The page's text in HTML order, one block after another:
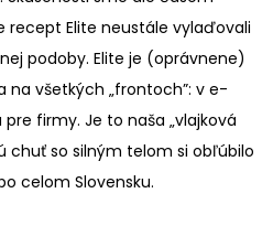
recept Elite neustále vylaďovali
podoby. Elite je (oprávnene)
na všetkých „frontoch”: v e-
firmy. Je to naša „vlajková
chuť so silným telom si obľúbilo
celom Slovensku.